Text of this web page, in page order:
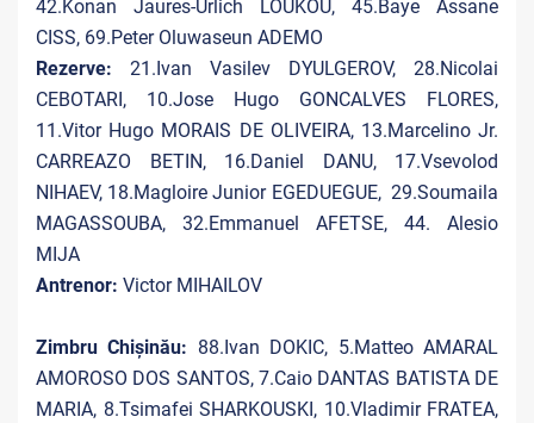
42.Konan Jaures-Urlich LOUKOU, 45.Baye Assane
CISS, 69.Peter Oluwaseun ADEMO
Rezerve: 21.Ivan Vasilev DYULGEROV, 28.Nicolai
CEBOTARI, 10.Jose Hugo GONCALVES FLORES,
11.Vitor Hugo MORAIS DE OLIVEIRA, 13.Marcelino Jr.
CARREAZO BETIN, 16.Daniel DANU, 17.Vsevolod
NIHAEV, 18.Magloire Junior EGEDUEGUE, 29.Soumaila
MAGASSOUBA, 32.Emmanuel AFETSE, 44. Alesio
MIJA
Antrenor: Victor MIHAILOV
Zimbru Chișinău: 88.Ivan DOKIC, 5.Matteo AMARAL
AMOROSO DOS SANTOS, 7.Caio DANTAS BATISTA DE
MARIA, 8.Tsimafei SHARKOUSKI, 10.Vladimir FRATEA,